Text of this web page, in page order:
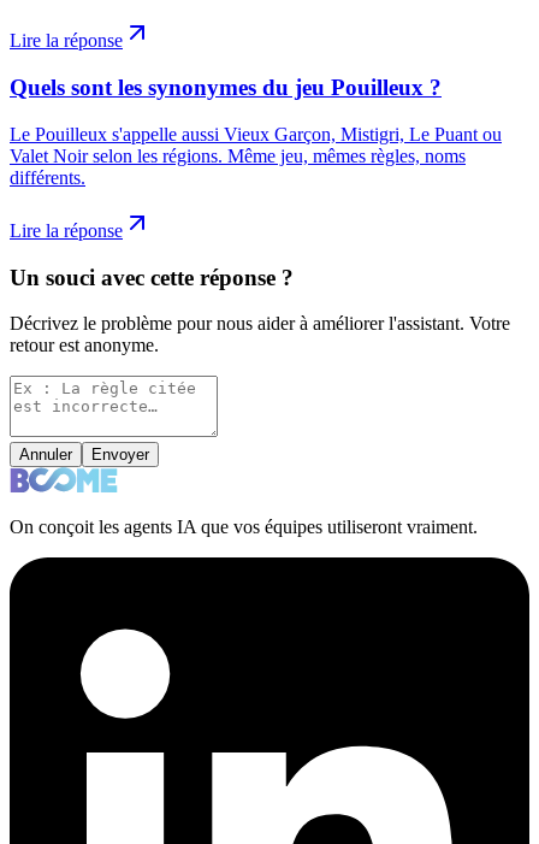
Lire la réponse
Quels sont les synonymes du jeu Pouilleux ?
Le Pouilleux s'appelle aussi Vieux Garçon, Mistigri, Le Puant ou
Valet Noir selon les régions. Même jeu, mêmes règles, noms
différents.
Lire la réponse
Un souci avec cette réponse ?
Décrivez le problème pour nous aider à améliorer l'assistant. Votre
retour est anonyme.
Annuler Envoyer
On conçoit les agents IA que vos équipes utiliseront vraiment.